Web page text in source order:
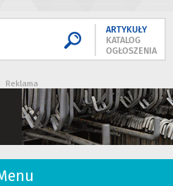
ARTYKUŁY
KATALOG
OGŁOSZENIA
Reklama